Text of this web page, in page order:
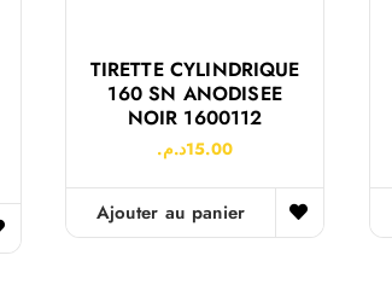
TIRETTE CYLINDRIQUE
160 SN ANODISEE
NOIR 1600112
15.00د.م.
Ajouter au panier